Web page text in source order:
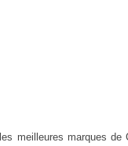
meilleures marques de